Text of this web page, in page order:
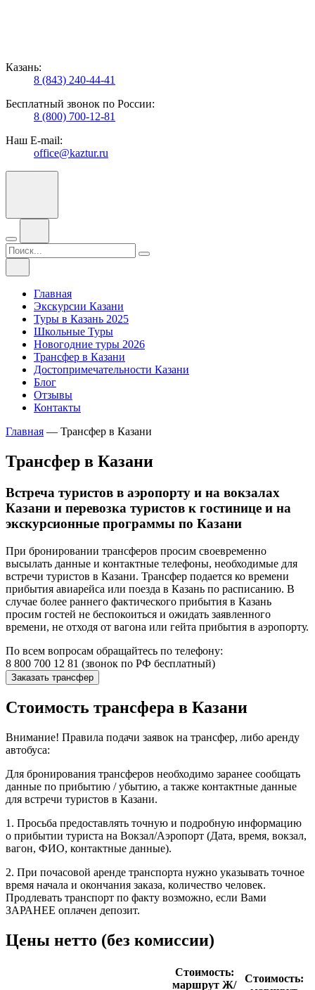
Казань:
8 (843) 240-44-41
Бесплатный звонок по России:
8 (800) 700-12-81
Наш E-mail:
office@kaztur.ru
Главная
Экскурсии Казани
Туры в Казань 2025
Школьные Туры
Новогодние туры 2026
Трансфер в Казани
Достопримечательности Казани
Блог
Отзывы
Контакты
Главная — Трансфер в Казани
Трансфер в Казани
Встреча туристов в аэропорту и на вокзалах
Казани и перевозка туристов к гостинице и на
экскурсионные программы по Казани
При бронировании трансферов просим своевременно
высылать данные и контактные телефоны, необходимые для
встречи туристов в Казани. Трансфер подается ко времени
прибытия авиарейса или поезда в Казань по расписанию. В
случае более раннего фактического прибытия в Казань
просим гостей не беспокоиться и ожидать заявленного
времени, не отходя от вагона или гейта прибытия в аэропорту.
По всем вопросам обращайтесь по телефону:
8 800 700 12 81 (звонок по РФ бесплатный)
Заказать трансфер
Стоимость трансфера в Казани
Внимание! Правила подачи заявок на трансфер, либо аренду
автобуса:
Для бронирования трансферов необходимо заранее сообщать
данные по прибытию / убытию, а также контактные данные
для встречи туристов в Казани.
1. Просьба предоставлять точную и подробную информацию
о прибытии туриста на Вокзал/Аэропорт (Дата, время, вокзал,
вагон, ФИО, контактные данные).
2. При почасовой аренде транспорта нужно указывать точное
время начала и окончания заказа, количество человек.
Продлевать транспорт по факту возможно, если Вами
ЗАРАНЕЕ оплачен депозит.
Цены нетто (без комиссии)
Стоимость:
маршрут Ж/
Стоимость: